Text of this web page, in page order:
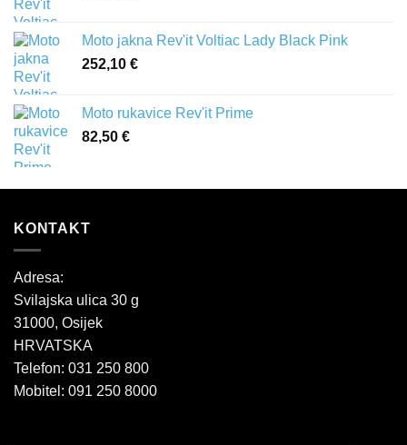
Moto jakna Rev'it Voltiac Lady Black Pink
252,10 €
Moto rukavice Rev'it Prime
82,50 €
KONTAKT
Adresa:
Svilajska ulica 30 g
31000, Osijek
HRVATSKA
Telefon: 031 250 800
Mobitel: 091 250 8000